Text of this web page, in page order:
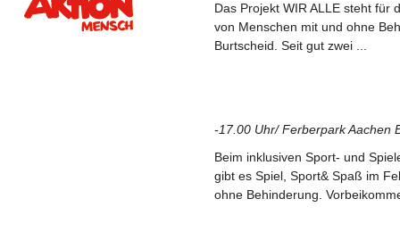
Das Projekt WIR ALLE steht für
von Menschen mit und ohne
Burtscheid. Seit gut zwei ...
-17.00 Uhr/ Ferberpark Aachen
Beim inklusiven Sport- und
gibt es Spiel, Sport& Spaß im
ohne Behinderung.